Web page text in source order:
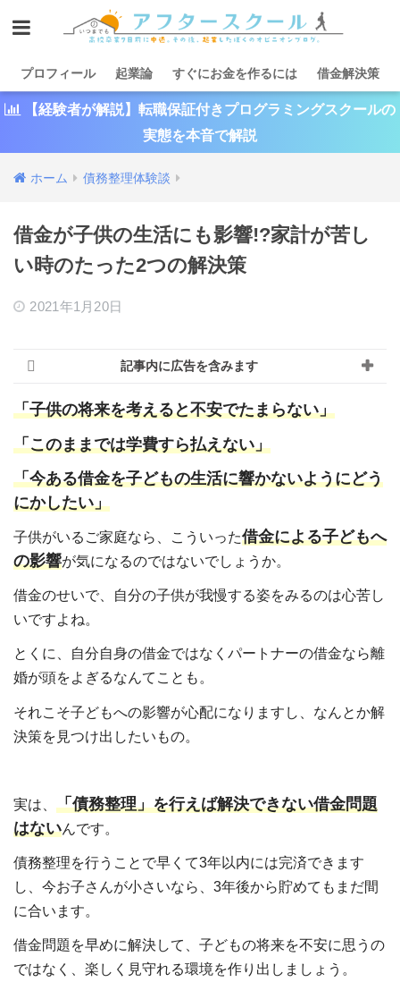
プロフィール 起業論 すぐにお金を作るには 借金解決策
【経験者が解説】転職保証付きプログラミングスクールの
実態を本音で解説
ホーム 債務整理体験談
借金が子供の生活にも影響!?家計が苦し
い時のたった2つの解決策
2021年1月20日
記事内に広告を含みます
「子供の将来を考えると不安でたまらない」
「このままでは学費すら払えない」
「今ある借金を子どもの生活に響かないようにどう
にかしたい」
子供がいるご家庭なら、こういった借金による子どもへ
の影響が気になるのではないでしょうか。
借金のせいで、自分の子供が我慢する姿をみるのは心苦し
いですよね。
とくに、自分自身の借金ではなくパートナーの借金なら離
婚が頭をよぎるなんてことも。
それこそ子どもへの影響が心配になりますし、なんとか解
決策を見つけ出したいもの。
実は、 「債務整理」を行えば解決できない借金問題
はないんです。
債務整理を行うことで早くて3年以内には完済できます
し、今お子さんが小さいなら、3年後から貯めてもまだ間
に合います。
借金問題を早めに解決して、子どもの将来を不安に思うの
ではなく、楽しく見守れる環境を作り出しましょう。